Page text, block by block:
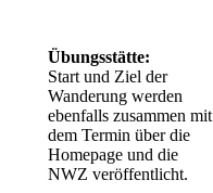
Übungsstätte:
Start und Ziel der
Wanderung werden
ebenfalls zusammen mit
dem Termin über die
Homepage und die
NWZ veröffentlicht.